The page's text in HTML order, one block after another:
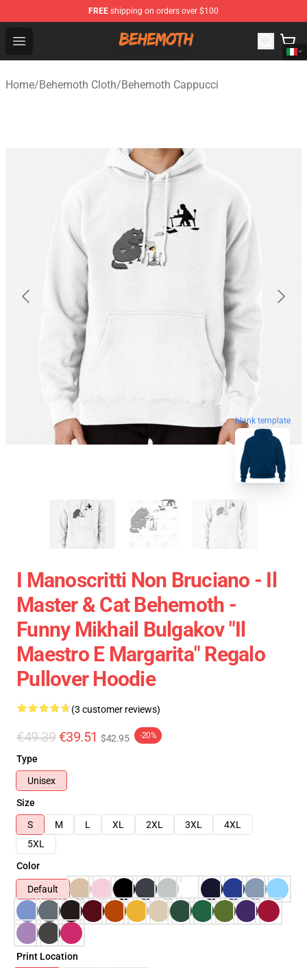
FREE shipping on orders over $100
Open menu
Behemoth Store - Official Behemoth Merchandise Shop
Home/Behemoth Cloth/Behemoth Cappucci
blank template
I Manoscritti Non Bruciano - Il
Master & Cat Behemoth -
Funny Mikhail Bulgakov "Il
Maestro E Margarita" Regalo
Pullover Hoodie
(3 customer reviews)
€49.39 €39.51 $42.95 -20%
Type
Unisex
Size
S
M L XL 2XL 3XL
4XL
5XL
Color
Default
Print Location